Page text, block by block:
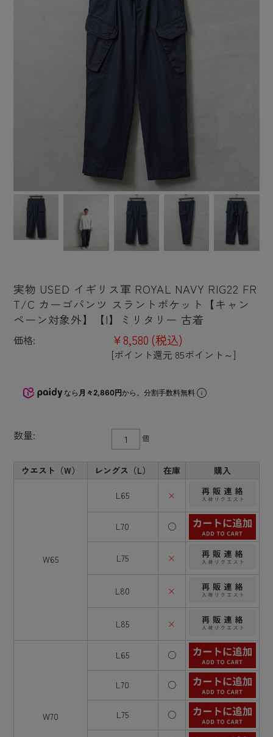
実物 USED イギリス軍 ROYAL NAVY RIG22 FR
T/C カーゴパンツ スラントポケット【キャン
ペーン対象外】【I】ミリタリー 古着
価格: ¥8,580 (税込)
[ポイント還元 85ポイント～]
なら 月々2,860円から。分割手数料無料
数量: 個
ウエスト（W） レングス（L） 在庫 購入
W65
L65 ×
L70 ○
L75 ×
L80 ×
L85 ×
W70
L65 ○
L70 ○
L75 ○